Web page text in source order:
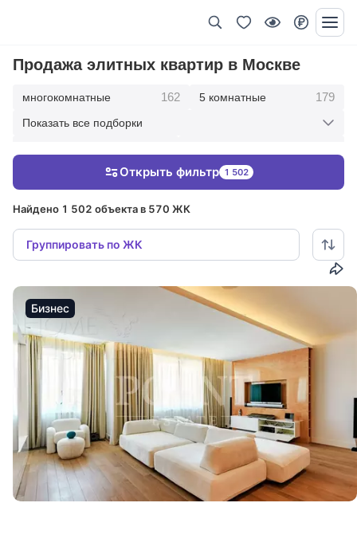
Продажа элитных квартир в Москве
многокомнатные 162 5 комнатные 179
209 1 комнатные
Показать все подборки
Найдено 1 502 объекта в 570 ЖК
Группировать по ЖК
Открыть фильтр 1 502
Бизнес